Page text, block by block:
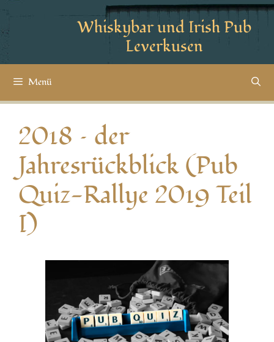
Whiskybar und Irish Pub
Leverkusen
Menü
2018 – der
Jahresrückblick (Pub
Quiz-Rallye 2019 Teil
I)